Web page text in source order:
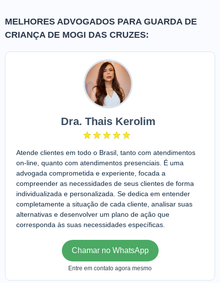
MELHORES ADVOGADOS PARA GUARDA DE
CRIANÇA DE MOGI DAS CRUZES:
Dra. Thais Kerolim
Atende clientes em todo o Brasil, tanto com atendimentos
on-line, quanto com atendimentos presenciais. É uma
advogada comprometida e experiente, focada a
compreender as necessidades de seus clientes de forma
individualizada e personalizada. Se dedica em entender
completamente a situação de cada cliente, analisar suas
alternativas e desenvolver um plano de ação que
corresponda às suas necessidades específicas.
Chamar no WhatsApp
Entre em contato agora mesmo